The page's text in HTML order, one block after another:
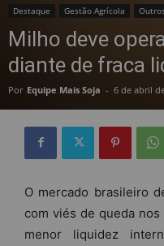
Destaque Gestão Agrícola
Milho deve
diante de fraca
Por Equipe Mais Soja - 6 de abril
O mercado brasileiro
com viés de queda
menor liquidez